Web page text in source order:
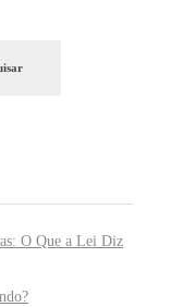
O Que a Lei Diz